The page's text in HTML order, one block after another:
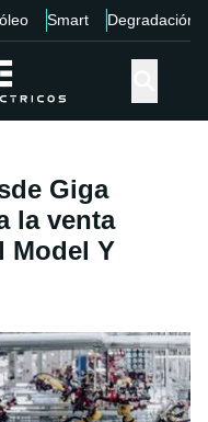
Smart Degradación
Giga
la venta
Model Y